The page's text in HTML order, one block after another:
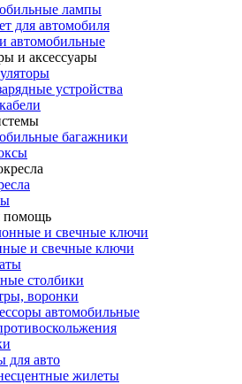
лампы
для автомобиля
автомобильные
и аксессуары
устройства
багажники
помощь
и свечные ключи
столбики
воронки
автомобильные
для авто
жилеты